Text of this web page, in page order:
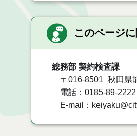
このページ
総務部 契約検査課
〒016-8501
秋田県
電話：0185-89-2222
E-mail：